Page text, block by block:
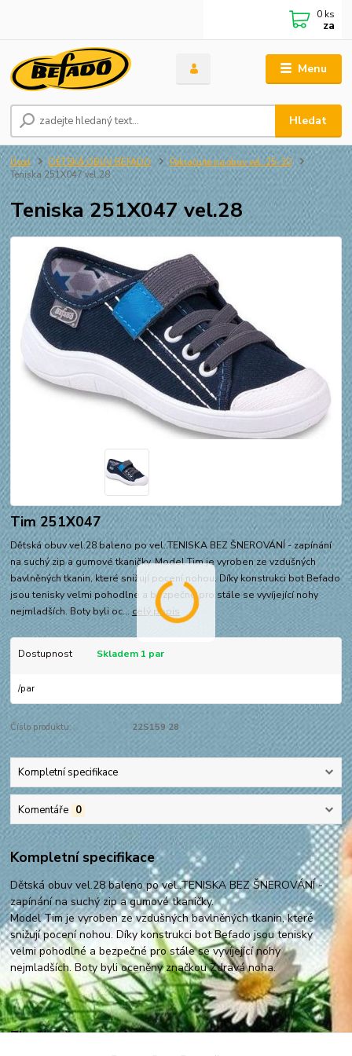
Menu
Hledat
0 ks
za
Úvod DĚTSKÁ OBUV BEFADO
Pokračujte na obuv vel. 25-30
Teniska 251X047 vel.28
Teniska 251X047 vel.28
Tim 251X047
Dětská obuv vel.28 baleno po vel..TENISKA BEZ ŠNEROVÁNÍ - zapínání
na suchý zip a gumové tkaničky. Model Tim je vyroben ze vzdušných
bavlněných tkanin, které snižují pocení nohou. Díky konstrukci bot Befado
jsou tenisky velmi pohodlné a bezpečné pro stále se vyvíjející nohy
nejmladších. Boty byli oc... celý popis
Dostupnost Skladem 1 par
/par
Číslo produktu: 22S159 28
Kompletní specifikace
Komentáře 0
Kompletní specifikace
Dětská obuv vel.28 baleno po vel..TENISKA BEZ ŠNEROVÁNÍ -
zapínání na suchý zip a gumové tkaničky.
Model Tim je vyroben ze vzdušných bavlněných tkanin, které
snižují pocení nohou. Díky konstrukci bot Befado jsou tenisky
velmi pohodlné a bezpečné pro stále se vyvíjející nohy
nejmladších. Boty byli oceněny značkou Zdravá noha.
Zboží zařazeno v kategoriích